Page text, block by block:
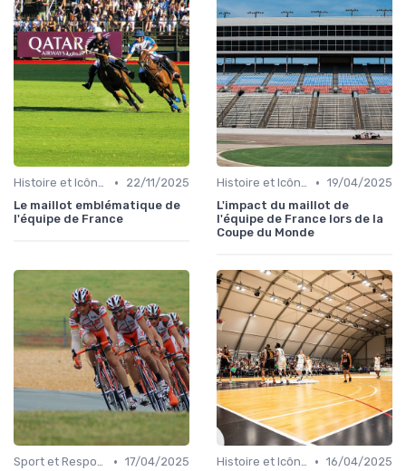
Histoire et Icônes du Sport •
22/11/2025
Le maillot emblématique de
l'équipe de France
Histoire et Icônes du Sport • 19/04/2025
L'impact du maillot de
l'équipe de France lors de la
Coupe du Monde
Sport et Responsabilité Sociale • 17/04/2025
Histoire et Icônes du Sport • 16/04/2025